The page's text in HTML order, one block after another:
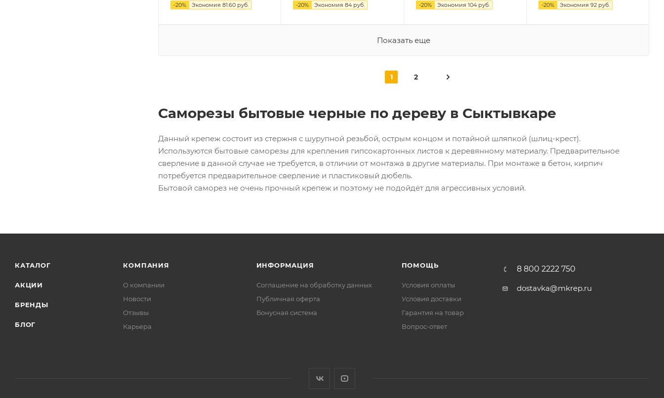
-20% Экономия 81.60 руб. -20% Экономия84 руб. -20% Экономия 104руб. -20% Экономия 92руб.
Показать еще
1 2
Саморезы бытовые черные по дереву в Сыктывкаре
Данный крепеж состоит из стержня с шурупной резьбой, острым концом и потайной шляпкой (шлиц-крест).
Используются бытовые саморезы для крепления гипсокартонных листов к деревянному материалу. Предварительное
сверление в данной случае не требуется, в отличии от монтажа в другие материалы. При монтаже в бетон, кирпич
потребуется предварительное сверление и пластиковый дюбель.
Бытовой саморез не очень прочный крепеж и поэтому не подойдёт для агрессивных условий.
КАТАЛОГ
АКЦИИ
БРЕНДЫ
БЛОГ
КОМПАНИЯ
О компании
Новости
Отзывы
Карьера
ИНФОРМАЦИЯ
Соглашение на обработку данных
Публичная оферта
Бонусная система
ПОМОЩЬ
Условия оплаты
Условия доставки
Гарантия на товар
Вопрос-ответ
8 800 2222 750
dostavka@mkrep.ru